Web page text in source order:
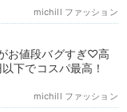
michill ファッション
お値段バグすぎ♡高
下でコスパ最高！
michill ファッション